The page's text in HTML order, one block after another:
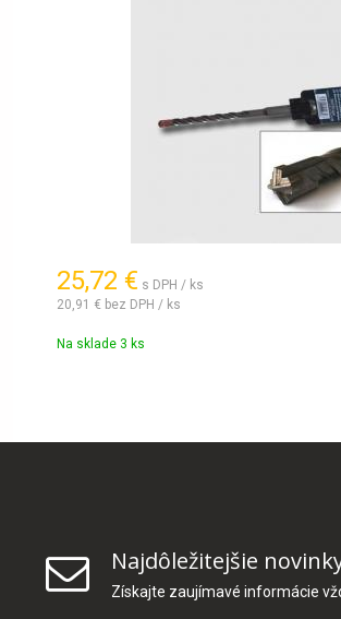
25,72 € s DPH / ks
20,91 € bez DPH / ks
Na sklade 3 ks
Najdôležitejšie
Získajte zaujímavé informácie